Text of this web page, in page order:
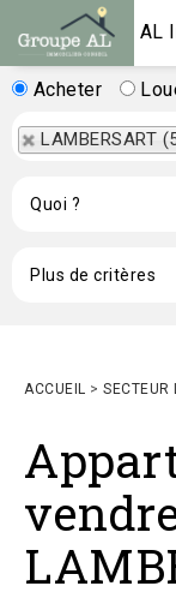
AL
Acheter
LAMBERSART
ACCUEIL > SECTEUR